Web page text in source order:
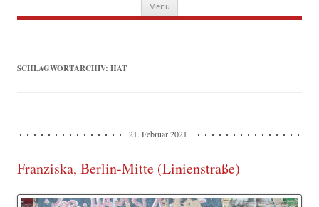
Menü Inhalt
springen
SCHLAGWORTARCHIV: HAT
21. Februar 2021
Franziska, Berlin-Mitte (Linienstraße)